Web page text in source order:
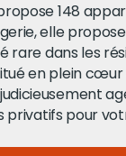
148
elle propose
dans les
en plein
privatifs pour